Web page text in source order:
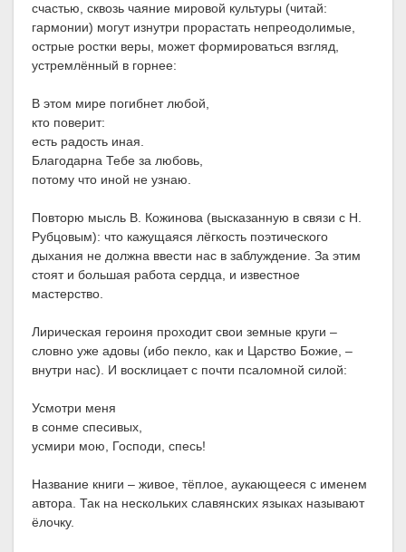
счастью, сквозь чаяние мировой культуры (читай:
гармонии) могут изнутри прорастать непреодолимые,
острые ростки веры, может формироваться взгляд,
устремлённый в горнее:
В этом мире погибнет любой,
кто поверит:
есть радость иная.
Благодарна Тебе за любовь,
потому что иной не узнаю.
Повторю мысль В. Кожинова (высказанную в связи с Н.
Рубцовым): что кажущаяся лёгкость поэтического
дыхания не должна ввести нас в заблуждение. За этим
стоят и большая работа сердца, и известное
мастерство.
Лирическая героиня проходит свои земные круги –
словно уже адовы (ибо пекло, как и Царство Божие, –
внутри нас). И восклицает с почти псаломной силой:
Усмотри меня
в сонме спесивых,
усмири мою, Господи, спесь!
Название книги – живое, тёплое, аукающееся с именем
автора. Так на нескольких славянских языках называют
ёлочку.